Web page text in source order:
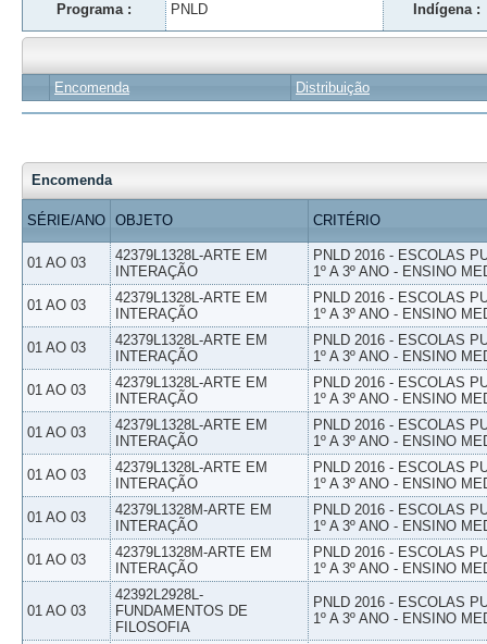
Programa : PNLD Indígena :
Encomenda Distribuição
Encomenda
SÉRIE/ANO OBJETO CRITÉRIO
01 AO 03
42379L1328L-ARTE EM
INTERAÇÃO
PNLD 2016 - ESCOLAS
1º A 3º ANO - ENSINO
01 AO 03
42379L1328L-ARTE EM
INTERAÇÃO
PNLD 2016 - ESCOLAS
1º A 3º ANO - ENSINO
01 AO 03
42379L1328L-ARTE EM
INTERAÇÃO
PNLD 2016 - ESCOLAS
1º A 3º ANO - ENSINO
01 AO 03
42379L1328L-ARTE EM
INTERAÇÃO
PNLD 2016 - ESCOLAS
1º A 3º ANO - ENSINO
01 AO 03
42379L1328L-ARTE EM
INTERAÇÃO
PNLD 2016 - ESCOLAS
1º A 3º ANO - ENSINO
01 AO 03
42379L1328L-ARTE EM
INTERAÇÃO
PNLD 2016 - ESCOLAS
1º A 3º ANO - ENSINO
01 AO 03
42379L1328M-ARTE EM
INTERAÇÃO
PNLD 2016 - ESCOLAS
1º A 3º ANO - ENSINO
01 AO 03
42379L1328M-ARTE EM
INTERAÇÃO
PNLD 2016 - ESCOLAS
1º A 3º ANO - ENSINO
01 AO 03
42392L2928L-
FUNDAMENTOS DE
FILOSOFIA
PNLD 2016 - ESCOLAS
1º A 3º ANO - ENSINO